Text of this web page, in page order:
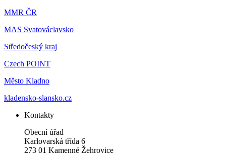
MMR ČR
MAS Svatováclavsko
Středočeský kraj
Czech POINT
Město Kladno
kladensko-slansko.cz
Kontakty
Obecní úřad
Karlovarská třída 6
273 01 Kamenné Žehrovice